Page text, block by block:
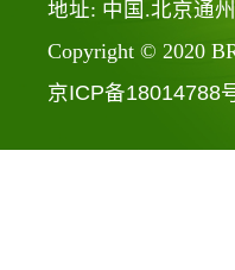
地址: 中国.北京通
Copyright © 2020
京ICP备18014788